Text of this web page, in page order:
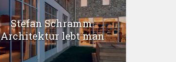
Stefan Schramm:
Architektur lebt man